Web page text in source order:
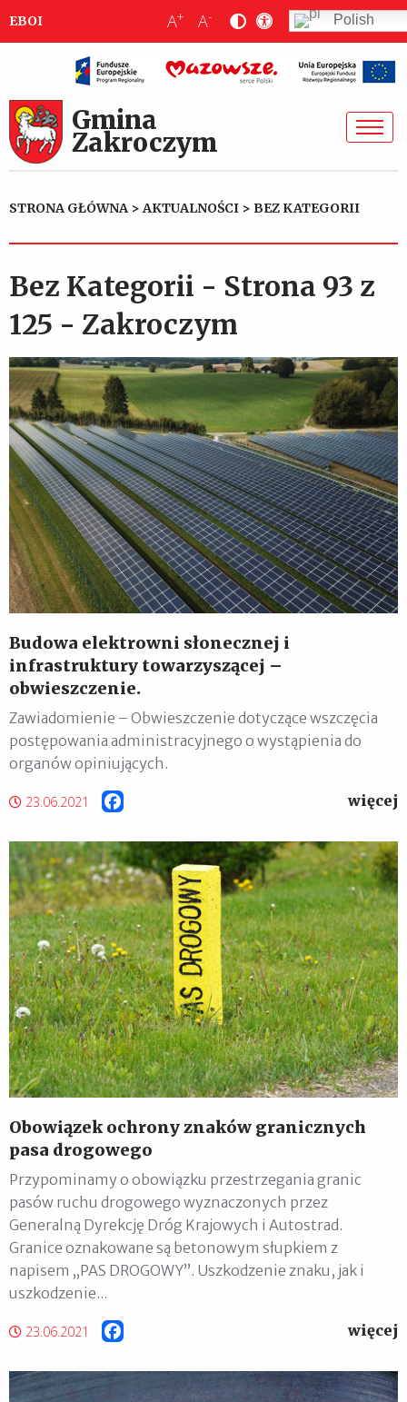
EBOI A+ A- Polish
Gmina
Zakroczym
STRONA GŁÓWNA >AKTUALNOŚCI > BEZ KATEGORII
Bez Kategorii - Strona 93 z
125 - Zakroczym
Budowa elektrowni słonecznej i
infrastruktury towarzyszącej –
obwieszczenie.
Zawiadomienie – Obwieszczenie dotyczące wszczęcia
postępowania administracyjnego o wystąpienia do
organów opiniujących.
23.06.2021 więcej
Obowiązek ochrony znaków granicznych
pasa drogowego
Przypominamy o obowiązku przestrzegania granic
pasów ruchu drogowego wyznaczonych przez
Generalną Dyrekcję Dróg Krajowych i Autostrad.
Granice oznakowane są betonowym słupkiem z
napisem „PAS DROGOWY”. Uszkodzenie znaku, jak i
uszkodzenie...
23.06.2021 więcej